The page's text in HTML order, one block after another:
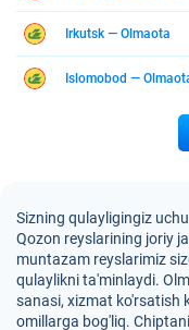
Irkutsk — Olmaota
Islomobod —
Sizning qulayligingiz
Qozon reyslarining joriy
muntazam reyslarimiz
qulaylikni ta'minlaydi.
sanasi, xizmat ko'rsatish
omillarga bog'liq.